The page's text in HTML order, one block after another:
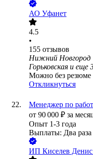
АО Уфанет
4.5
•
155 отзывов
Нижний Новгород
Горьковская и еще
Можно без резюме
Откликнуться
Менеджер по
от 90 000 ₽ за
Опыт 1-3 года
Выплаты: Два раза
ИП Киселев